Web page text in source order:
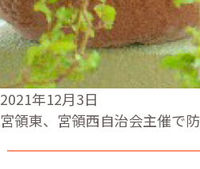
2021年12月3日
宮領東、宮領西自治会主催で